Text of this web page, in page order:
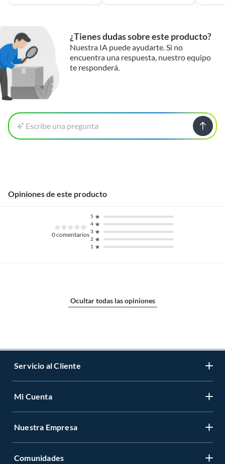
¿Tienes dudas sobre este producto?
Nuestra IA puede ayudarte. Si no
encuentra una respuesta, nuestro equipo
te responderá.
Escribe una pregunta
Opiniones de este producto
0comentarios
1
2
3
4
5
Ocultar todas las opiniones
Servicio al Cliente
Contáctanos
Tiendas y horarios
Mi Cuenta
Registrate
Nuestra Empresa
Sobre Nosotros
Comunidades